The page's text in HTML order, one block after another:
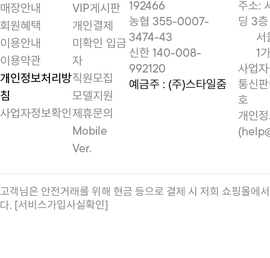
매장안내
회원혜택
이용안내
이용약관
개인정보처리방
침
사업자정보확인
VIP게시판
개인결제
미확인 입금
자
직원모집
모델지원
제휴문의
Mobile
Ver.
192466
농협 355-0007-
3474-43
신한 140-008-
992120
예금주 : (주)스타일줌
주소:
딩 3층
서
1
사업
통신
호
개인
고객님은 안전거래를 위해 현금 등으로 결제 시 저희 쇼핑몰에
다.
[서비스가입사실확인]